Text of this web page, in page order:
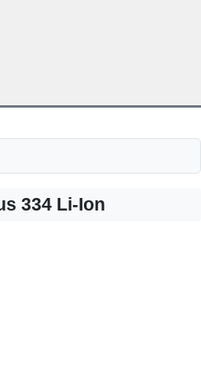
334 Li-Ion